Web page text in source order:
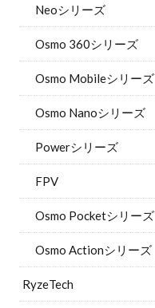
Neoシリーズ
Osmo 360シリーズ
Osmo Mobileシリーズ
Osmo Nanoシリーズ
Powerシリーズ
FPV
Osmo Pocketシリーズ
Osmo Actionシリーズ
RyzeTech